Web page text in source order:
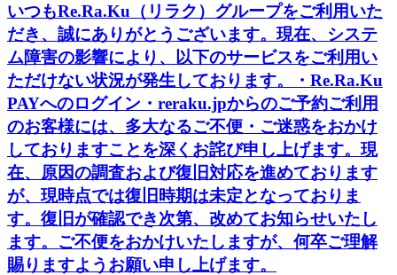
いつもRe.Ra.Ku（リラク）グループをご利用いた
だき、誠にありがとうございます。現在、システ
ム障害の影響により、以下のサービスをご利用い
ただけない状況が発生しております。・Re.Ra.Ku
PAYへのログイン・reraku.jpからのご予約ご利用
のお客様には、多大なるご不便・ご迷惑をおかけ
しておりますことを深くお詫び申し上げます。現
在、原因の調査および復旧対応を進めております
が、現時点では復旧時期は未定となっておりま
す。復旧が確認でき次第、改めてお知らせいたし
ます。ご不便をおかけいたしますが、何卒ご理解
賜りますようお願い申し上げます。